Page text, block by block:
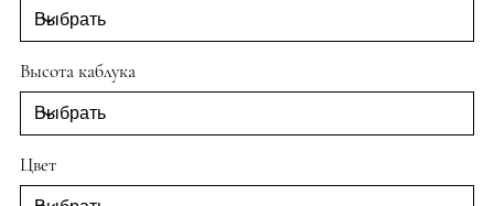
Высота каблука
Цвет